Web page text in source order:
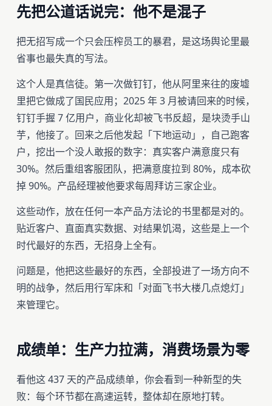
先把公道话说完：他不是混子
把无招写成一个只会压榨员工的暴君，是这场舆论里最
省事也最失真的写法。
这个人是真信徒。第一次做钉钉，他从阿里来往的废墟
里把它做成了国民应用；2025 年 3 月被请回来的时候，
钉钉手握 7 亿用户，商业化却被飞书反超，是块烫手山
芋，他接了。回来之后他发起「下地运动」，自己跑客
户，挖出一个没人敢报的数字：真实客户满意度只有
30%。然后重组客服团队，把满意度拉到 80%，成本砍
掉 90%。产品经理被他要求每周拜访三家企业。
这些动作，放在任何一本产品方法论的书里都是对的。
贴近客户、直面真实数据、对结果饥渴，这些是上一个
时代最好的东西，无招身上全有。
问题是，他把这些最好的东西，全部投进了一场方向不
明的战争，然后用行军床和「对面飞书大楼几点熄灯」
来管理它。
成绩单：生产力拉满，消费场景为零
看他这 437 天的产品成绩单，你会看到一种新型的失
败：每个环节都在高速运转，整体却在原地打转。